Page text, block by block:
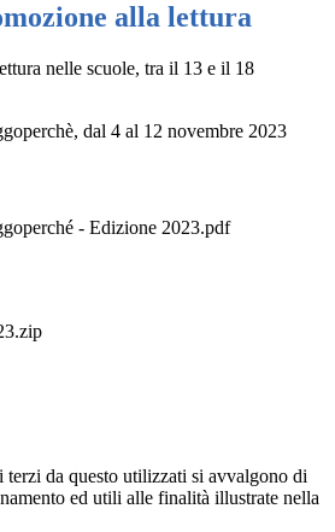
alla lettura
nelle scuole, tra il 13 e il 18
dal 4 al 12 novembre 2023
- Edizione 2023.pdf
terzi da questo utilizzati si avvalgono di
ed utili alle finalità illustrate nella